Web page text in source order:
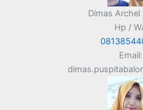
Dimas Archel
Hp /
Email: